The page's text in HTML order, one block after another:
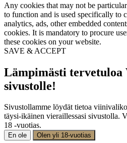
Any cookies that may not be
to function and is used specifically to
analytics, ads, other embedded
cookies. It is mandatory to procure
these cookies on your website.
SAVE & ACCEPT
Lämpimästi tervetuloa
sivustolle!
Sivustollamme löydät tietoa
täysi-ikäinen vieraillessasi sivustolla.
18 -vuotias.
En ole Olen yli 18-vuotias